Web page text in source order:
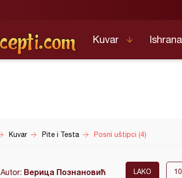
Kuvar Ishrana
Kuvar Pite i Testa Posni uštipci (4)
Autor: Верица Познановић LAKO 10